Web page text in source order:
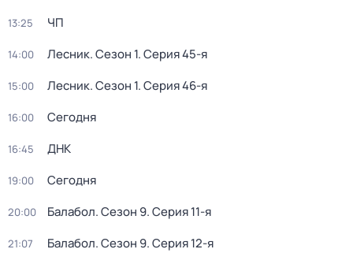
13:25 ЧП
14:00 Лесник. Сезон 1. Серия 45-я
15:00 Лесник. Сезон 1. Серия 46-я
16:00 Сегодня
16:45 ДНК
19:00 Сегодня
20:00 Балабол. Сезон 9. Серия 11-я
21:07 Балабол. Сезон 9. Серия 12-я